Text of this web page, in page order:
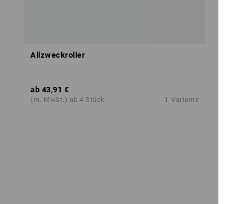
Allzweckroller
ab 43,91 €
(m. MwSt.) ab 4 Stück 1 Variante